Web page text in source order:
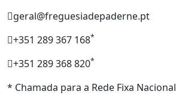
geral@freguesiadepaderne.pt
+351 289 367 168*
+351 289 368 820*
* Chamada para a Rede Fixa Nacional